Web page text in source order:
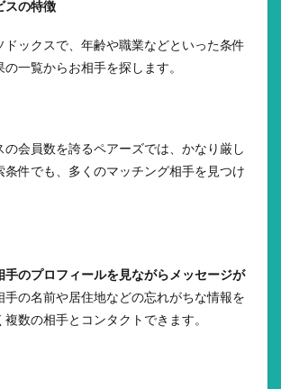
スの特徴
ドックスで、年齢や職業などといった条件
一覧からお相手を探します。
の会員数を誇るペアーズでは、かなり厳し
条件でも、多くのマッチング相手を見つけ
手のプロフィールを見ながらメッセージが
手の名前や居住地などの忘れがちな情報を
数の相手とコンタクトできます。